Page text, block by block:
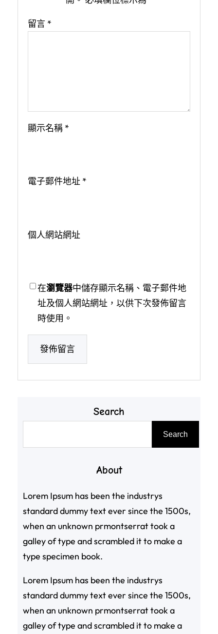
留言 *
顯示名稱 *
電子郵件地址 *
個人網站網址
在瀏覽器中儲存顯示名稱、電子郵件地
址及個人網站網址，以供下次發佈留言
時使用。
Search
Search
About
Lorem Ipsum has been the industrys
standard dummy text ever since the 1500s,
when an unknown prmontserrat took a
galley of type and scrambled it to make a
type specimen book.
Lorem Ipsum has been the industrys
standard dummy text ever since the 1500s,
when an unknown prmontserrat took a
galley of type and scrambled it to make a